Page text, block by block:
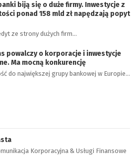
biją się o duże firmy. Inwestycje z
ponad 158 mld zł napędzają popyt
ze strony dużych firm…
powalczy o korporacje i inwestycje
Ma mocną konkurencję
do największej grupy bankowej w Europie…
Korporacyjna & Usługi Finansowe